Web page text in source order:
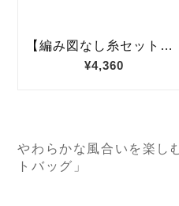
やわらかな風合いを楽し
トバッグ」